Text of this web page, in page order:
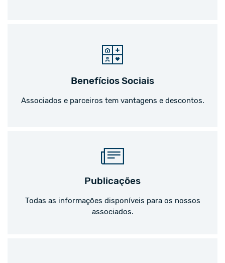
Benefícios Sociais
Associados e parceiros tem vantagens e descontos.
Publicações
Todas as informações disponíveis para os nossos
associados.